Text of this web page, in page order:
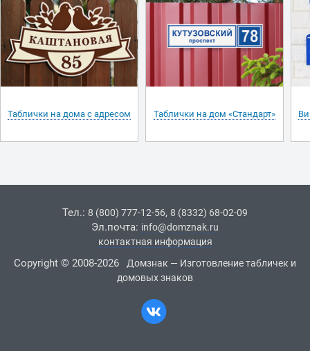
Таблички на дома с адресом Таблички на дом «Стандарт»
Тел.: 8 (800) 777-12-56, 8 (8332) 68-02-09
Эл.почта: info@domznak.ru
контактная информация
Copyright © 2008-2026
Домзнак — Изготовление табличек и
домовых знаков